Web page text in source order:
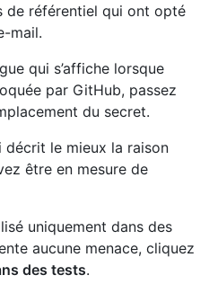
de référentiel qui ont opté
mail.
qui s’affiche lorsque
par GitHub, passez
du secret.
décrit le mieux la raison
être en mesure de
uniquement dans des
aucune menace, cliquez
des tests.